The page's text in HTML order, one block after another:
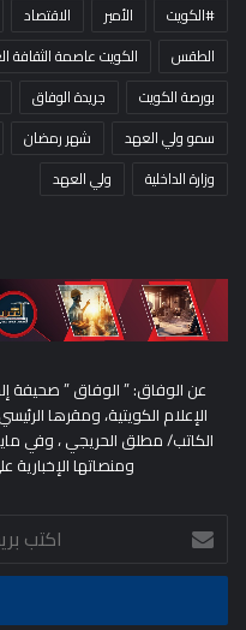
#الكويت الأمير الاقتصاد
الطقس
الكويت عاصمة الثقافة
بورصة الكويت
جريدة الوفاق
سمو ولي العهد
شهر رمضان
وزارة الداخلية
ولي العهد
عن الوفاق: ” الوفاق ” صحيفة
الإعلام الكويتية، ومقرها
ومنصاتها
اكتب
بريدك
الالكتروني